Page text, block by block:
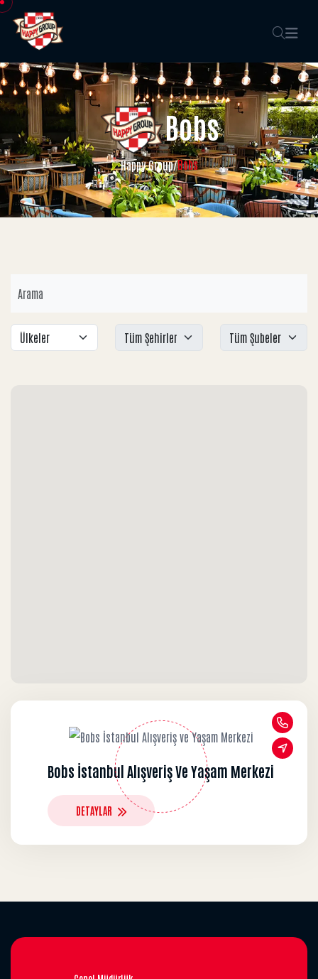
Bobs
Happy Group/Bobs
Bobs İstanbul Alışveriş Ve Yaşam Merkezi
DETAYLAR